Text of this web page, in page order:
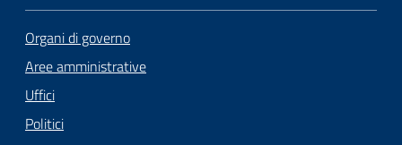
Organi di governo
Aree amministrative
Uffici
Politici